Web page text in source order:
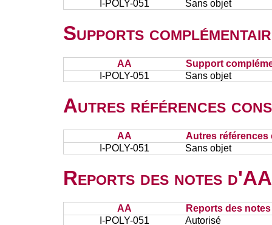
I-POLY-051
Sans objet
Supports
AA
Support
I-POLY-051
Sans objet
Autres références
AA
Autres références
I-POLY-051
Sans objet
Reports des notes
AA
Reports des
I-POLY-051
Autorisé